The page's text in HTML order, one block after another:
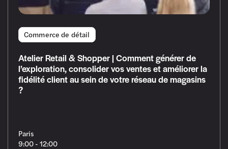
Commerce de détail
Atelier Retail & Shopper | Comment générer de
l’exploration, consolider vos ventes et améliorer la
fidélité client au sein de votre réseau de magasins
?
Paris
9:00 - 12:00